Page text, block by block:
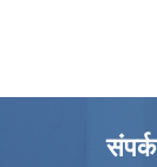
संपर्क